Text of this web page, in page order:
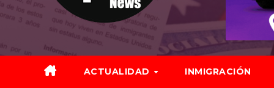
ACTUALIDAD INMIGRACIÓN